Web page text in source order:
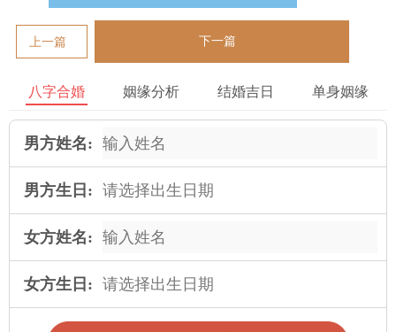
上一篇 下一篇
八字合婚 姻缘分析 结婚吉日 单身姻缘
男方姓名:
男方生日:
女方姓名:
女方生日: